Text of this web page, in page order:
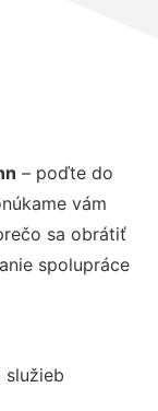
– poďte do
vám
sa obrátiť
spolupráce
služieb